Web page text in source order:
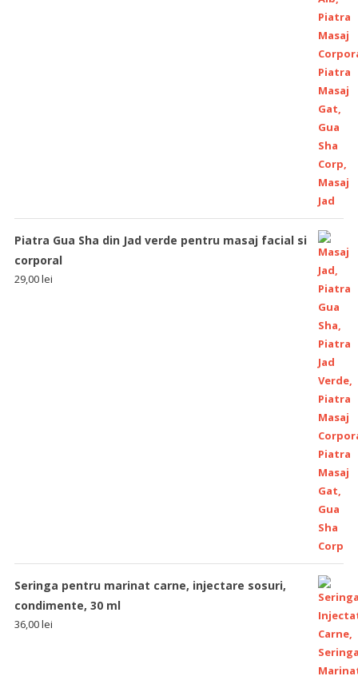
Piatra Gua Sha din Jad verde pentru masaj facial si
corporal
29,00lei
Seringa pentru marinat carne, injectare sosuri,
condimente, 30 ml
36,00lei